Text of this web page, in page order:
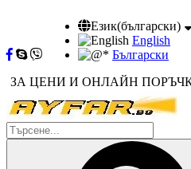
Език(български)
English
Български
ЗА ЦЕНИ И ОНЛАЙН